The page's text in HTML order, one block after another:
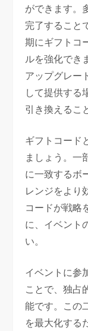
ができます。
完了すること
期にギフトコ
ルを強化でき
アップグレー
して提供する
引き換えるこ
ギフトコード
ましょう。一
に一致するボ
レンジをより
コードが戦略
に、イベント
い。
イベントに参
ことで、独占
能です。この
を最大化する